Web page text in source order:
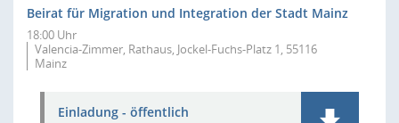
Beirat für Migration und Integration der Stadt Mainz
18:00 Uhr
Valencia-Zimmer, Rathaus, Jockel-Fuchs-Platz 1, 55116
Mainz
Einladung - öffentlich